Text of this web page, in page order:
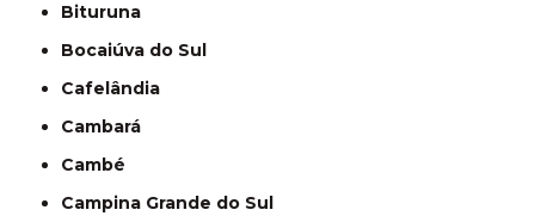
Bituruna
Bocaiúva do Sul
Cafelândia
Cambará
Cambé
Campina Grande do Sul